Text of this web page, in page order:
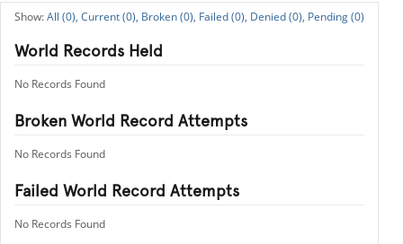
All (0), Current (0), Broken (0), Failed (0), Denied (0), Pending (0)
World Records Held
No Records Found
Broken World Record Attempts
No Records Found
Failed World Record Attempts
No Records Found